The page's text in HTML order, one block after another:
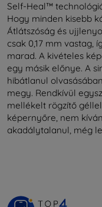
Self-Heal™
Hogy minden kisebb
Átlátszóság és
csak 0,17 mm vastag,
marad. A kivételes
egy másik előnye. A
hibátlanul
megy. Rendkívül
mellékelt rögzítő
képernyőre, nem
akadálytalanul, még